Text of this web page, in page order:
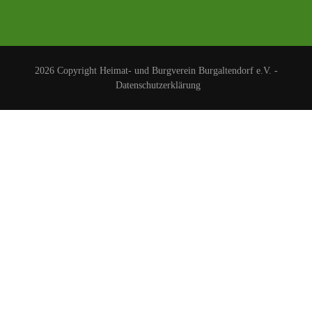
2026 Copyright Heimat- und Burgverein Burgaltendorf e.V. -
Datenschutzerklärung